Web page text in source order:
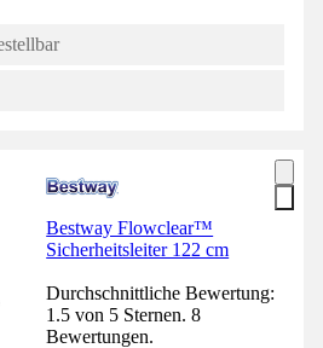
Bestway Flowclear™
Sicherheitsleiter 122 cm
Durchschnittliche Bewertung:
1.5 von 5 Sternen. 8
Bewertungen.